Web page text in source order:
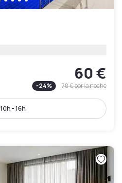
60 €
-24% 78 €por la noche
10h - 16h